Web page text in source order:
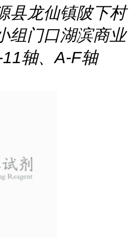
县龙仙镇陂下村
组门口湖滨商业
轴、A-F轴